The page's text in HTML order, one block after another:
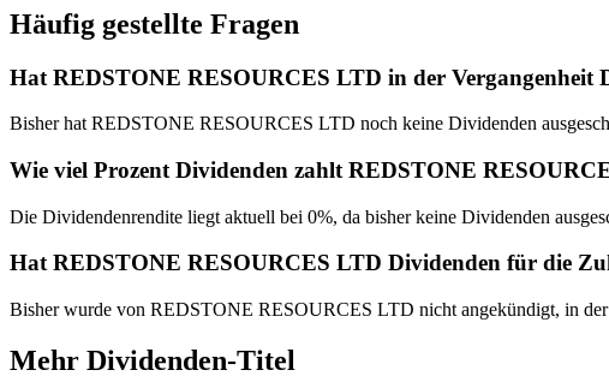
Häufig gestellte Fragen
Hat REDSTONE RESOURCES LTD in der Vergangenheit
Bisher hat REDSTONE RESOURCES LTD noch keine Dividenden
Wie viel Prozent Dividenden zahlt REDSTONE
Die Dividendenrendite liegt aktuell bei 0%, da bisher keine Dividenden
Hat REDSTONE RESOURCES LTD Dividenden für die
Bisher wurde von REDSTONE RESOURCES LTD nicht angekündigt, in
Mehr Dividenden-Titel